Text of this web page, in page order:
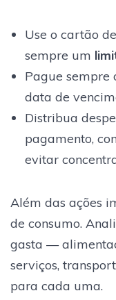
Use o cartão
sempre um
Pague
data de
Distribua
pagamento,
evitar
Além das ações
de consumo.
gasta —
serviços,
para cada uma.